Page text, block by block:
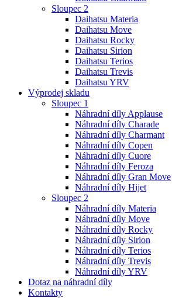
Sloupec 2
Daihatsu Materia
Daihatsu Move
Daihatsu Rocky
Daihatsu Sirion
Daihatsu Terios
Daihatsu Trevis
Daihatsu YRV
Výprodej skladu
Sloupec 1
Náhradní díly Applause
Náhradní díly Charade
Náhradní díly Charmant
Náhradní díly Copen
Náhradní díly Cuore
Náhradní díly Feroza
Náhradní díly Gran Move
Náhradní díly Hijet
Sloupec 2
Náhradní díly Materia
Náhradní díly Move
Náhradní díly Rocky
Náhradní díly Sirion
Náhradní díly Terios
Náhradní díly Trevis
Náhradní díly YRV
Dotaz na náhradní díly
Kontakty